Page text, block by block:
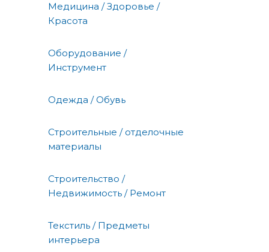
Медицина / Здоровье /
Красота
Оборудование /
Инструмент
Одежда / Обувь
Строительные / отделочные
материалы
Строительство /
Недвижимость / Ремонт
Текстиль / Предметы
интерьера